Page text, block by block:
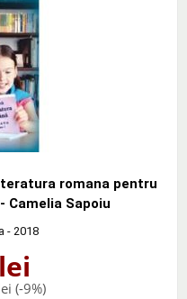
romana pentru
Camelia Sapoiu
- 2018
lei
(-9%)